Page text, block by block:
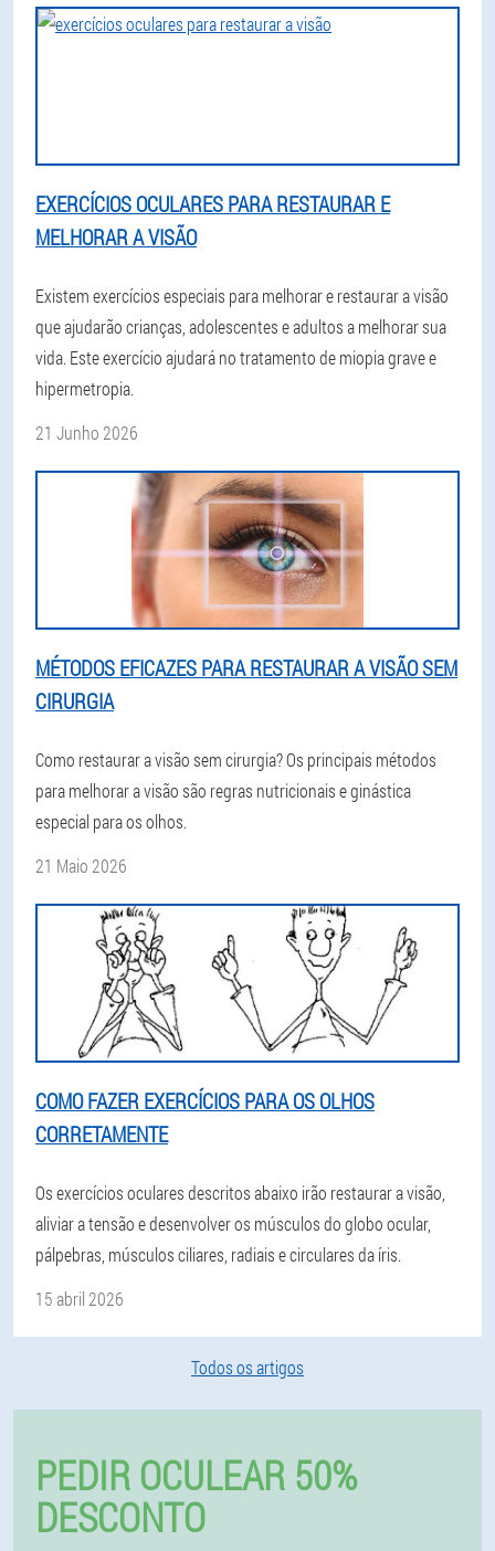
EXERCÍCIOS OCULARES PARA RESTAURAR E
MELHORAR A VISÃO
Existem exercícios especiais para melhorar e restaurar a visão
que ajudarão crianças, adolescentes e adultos a melhorar sua
vida. Este exercício ajudará no tratamento de miopia grave e
hipermetropia.
21 Junho 2026
MÉTODOS EFICAZES PARA RESTAURAR A VISÃO SEM
CIRURGIA
Como restaurar a visão sem cirurgia? Os principais métodos
para melhorar a visão são regras nutricionais e ginástica
especial para os olhos.
21 Maio 2026
COMO FAZER EXERCÍCIOS PARA OS OLHOS
CORRETAMENTE
Os exercícios oculares descritos abaixo irão restaurar a visão,
aliviar a tensão e desenvolver os músculos do globo ocular,
pálpebras, músculos ciliares, radiais e circulares da íris.
15 abril 2026
Todos os artigos
PEDIR OCULEAR 50%
DESCONTO